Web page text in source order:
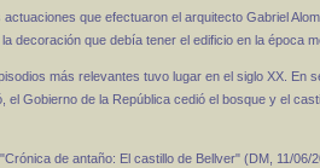
que efectuaron el arquitecto Gabriel
decoración que debía tener el edificio en la época
más relevantes tuvo lugar en el siglo XX. En
Gobierno de la República cedió el bosque y el
de antaño: El castillo de Bellver" (DM, 11/06/